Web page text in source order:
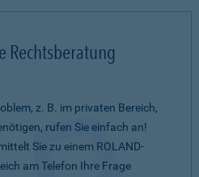
Rechtsberatung
z. B. im privaten Bereich,
rufen Sie einfach an!
Sie zu einem ROLAND-
am Telefon Ihre Frage